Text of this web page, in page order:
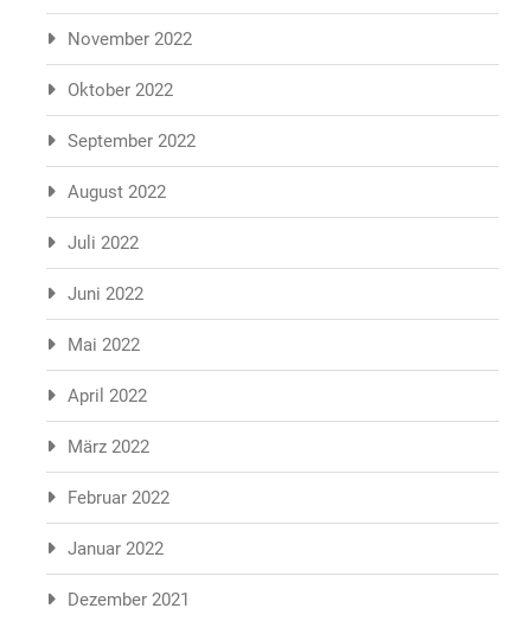
November 2022
Oktober 2022
September 2022
August 2022
Juli 2022
Juni 2022
Mai 2022
April 2022
März 2022
Februar 2022
Januar 2022
Dezember 2021